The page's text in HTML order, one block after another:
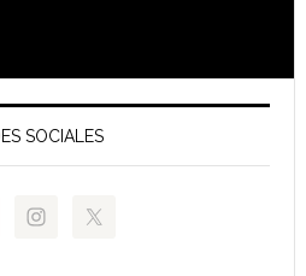
SOCIALES